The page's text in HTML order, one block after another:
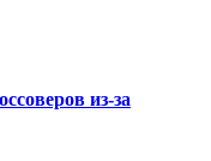
из-за